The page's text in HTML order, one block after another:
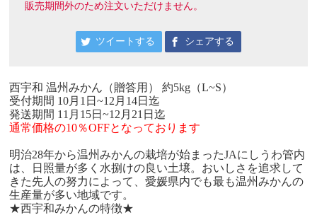
販売期間外のため注文いただけません。
ツイートする シェアする
西宇和 温州みかん（贈答用） 約5kg（L~S）
受付期間 10月1日~12月14日迄
発送期間 11月15日~12月21日迄
通常価格の10％OFFとなっております
明治28年から温州みかんの栽培が始まったJAにしうわ管内
は、日照量が多く水捌けの良い土壌。おいしさを追求して
きた先人の努力によって、愛媛県内でも最も温州みかんの
生産量が多い地域です。
★西宇和みかんの特徴★